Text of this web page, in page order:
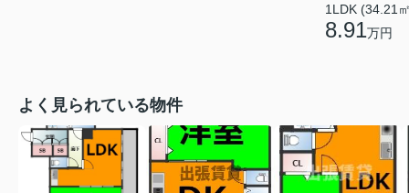
1LDK (34.21
8.91万円
よく見られている物件